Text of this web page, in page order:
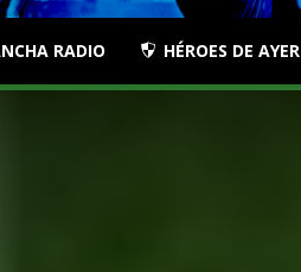
RADIO HÉROES DE AYER